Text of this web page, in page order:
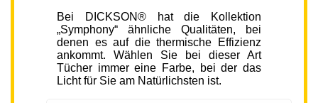
Bei DICKSON® hat die Kollektion
„Symphony“ ähnliche Qualitäten, bei
denen es auf die thermische Effizienz
ankommt. Wählen Sie bei dieser Art
Tücher immer eine Farbe, bei der das
Licht für Sie am Natürlichsten ist.